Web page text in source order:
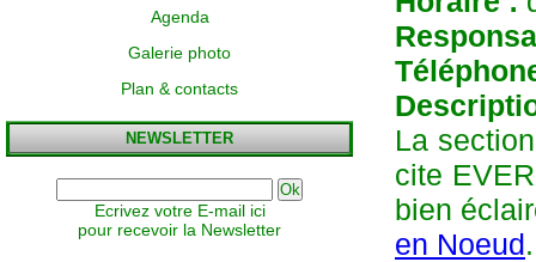
Agenda
Galerie photo
Plan & contacts
NEWSLETTER
Ecrivez votre E-mail ici
pour recevoir la Newsletter
La
cite
bien
en Noeud.